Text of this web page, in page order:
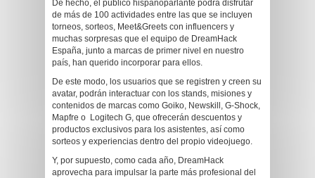
De hecho, el público hispanoparlante podrá disfrutar
de más de 100 actividades entre las que se incluyen
torneos, sorteos, Meet&Greets con influencers y
muchas sorpresas que el equipo de DreamHack
España, junto a marcas de primer nivel en nuestro
país, han querido incorporar para ellos.
De este modo, los usuarios que se registren y creen su
avatar, podrán interactuar con los stands, misiones y
contenidos de marcas como Goiko, Newskill, G-Shock,
Mapfre o Logitech G, que ofrecerán descuentos y
productos exclusivos para los asistentes, así como
sorteos y experiencias dentro del propio videojuego.
Y, por supuesto, como cada año, DreamHack
aprovecha para impulsar la parte más profesional del